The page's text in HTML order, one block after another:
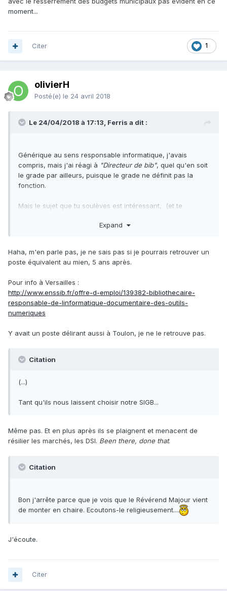
moment...
1
Citer
olivierH
Posté(e) le 24 avril 2018
Le 24/04/2018 à 17:13, Ferris a dit :
Générique au sens responsable informatique, j'avais
compris, mais j'ai réagi à "Directeur de bib", quel qu'en soit
le grade par ailleurs, puisque le grade ne définit pas la
fonction.
Mais le sujet que tu soulèves est intéressant, (et te
peuvent donner froid dans le dos tant les exigences en
Expand
Haha, m'en parle pas, je ne sais pas si je pourrais retrouver un
poste équivalent au mien, 5 ans après.
Pour info à Versailles :
http://www.enssib.fr/offre-d-emploi/139382-bibliothecaire-
responsable-de-linformatique-documentaire-des-outils-
numeriques
Y avait un poste délirant aussi à Toulon, je ne le retrouve pas.
Citation
(...)
Tant qu'ils nous laissent choisir notre SIGB...
Même pas. Et en plus après ils se plaignent et menacent de
résilier les marchés, les DSI. Been there, done that.
Citation
Bon j'arrête parce que je vois que le Révérend Majour vient
de monter en chaire. Ecoutons-le religieusement....
J'écoute.
Citer